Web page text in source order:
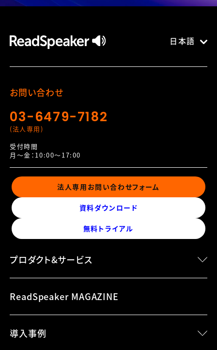
日本語
お問い合わせ
03-6479-7182
(法人専用)
受付時間
月～金：10:00～17:00
法人専用お問い合わせフォーム
資料ダウンロード
無料トライアル
プロダクト&サービス
speechMaker Cloud
speechEngine SDK Embedded
ReadSpeaker MAGAZINE
導入事例